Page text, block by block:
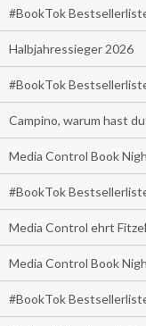
#BookTok
Halbjahressieger 2026
#BookTok
Campino, warum hast
Media Control Book
#BookTok
Media Control ehrt
Media Control Book
#BookTok